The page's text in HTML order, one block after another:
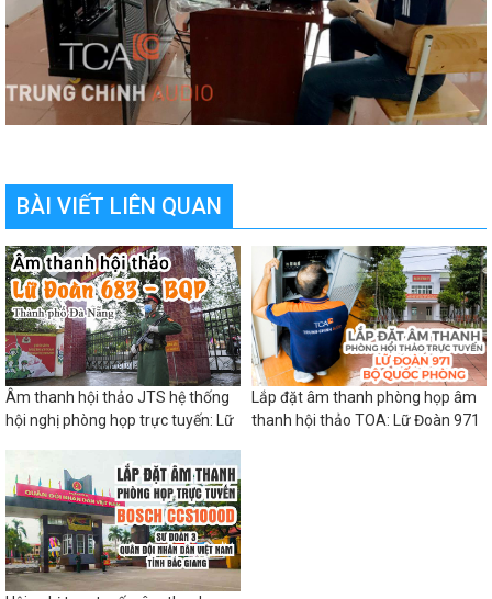
BÀI VIẾT LIÊN QUAN
Âm thanh hội thảo JTS hệ thống
hội nghị phòng họp trực tuyến: Lữ
Lắp đặt âm thanh phòng họp âm
thanh hội thảo TOA: Lữ Đoàn 971